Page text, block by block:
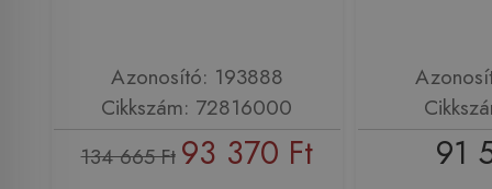
Azonosító: 193888
Cikkszám: 72816000
134 665 Ft 93 370 Ft 91